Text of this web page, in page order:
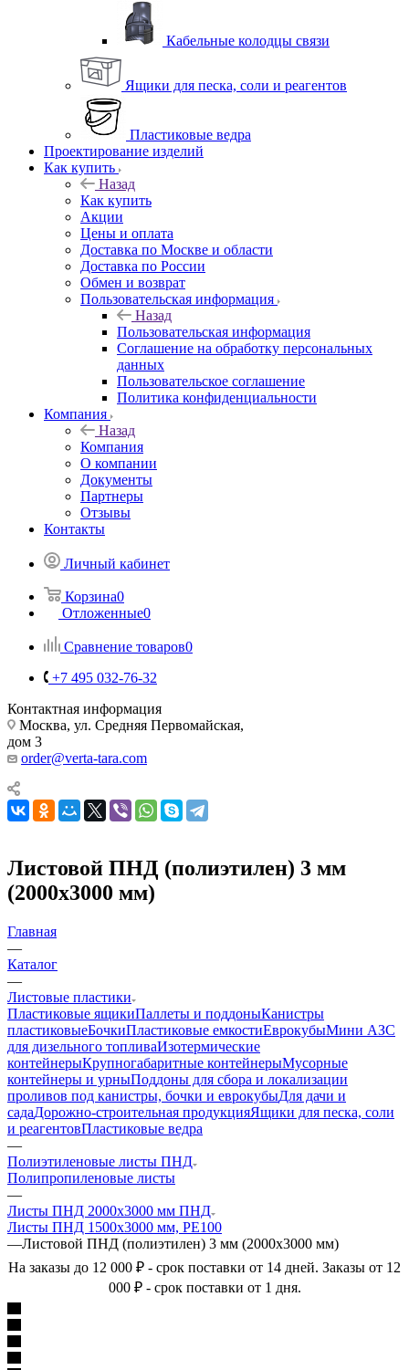
Кабельные колодцы связи
Ящики для песка, соли и реагентов
Пластиковые ведра
Проектирование изделий
Как купить
Назад
Как купить
Акции
Цены и оплата
Доставка по Москве и области
Доставка по России
Обмен и возврат
Пользовательская информация
Назад
Пользовательская информация
Соглашение на обработку персональных
данных
Пользовательское соглашение
Политика конфиденциальности
Компания
Назад
Компания
О компании
Документы
Партнеры
Отзывы
Контакты
Личный кабинет
Корзина0
Отложенные0
Сравнение товаров0
+7 495 032-76-32
Контактная информация
Москва, ул. Средняя Первомайская,
дом 3
order@verta-tara.com
Листовой ПНД (полиэтилен) 3 мм
(2000х3000 мм)
Главная
—
Каталог
—
Листовые пластики
Пластиковые ящикиПаллеты и поддоныКанистры
пластиковыеБочкиПластиковые емкостиЕврокубыМини АЗС
для дизельного топливаИзотермические
контейнерыКрупногабаритные контейнерыМусорные
контейнеры и урныПоддоны для сбора и локализации
проливов под канистры, бочки и еврокубыДля дачи и
садаДорожно-строительная продукцияЯщики для песка, соли
и реагентовПластиковые ведра
—
Полиэтиленовые листы ПНД
Полипропиленовые листы
—
Листы ПНД 2000х3000 мм ПНД
Листы ПНД 1500х3000 мм, PE100
—Листовой ПНД (полиэтилен) 3 мм (2000х3000 мм)
На заказы до 12 000 ₽ - срок поставки от 14 дней. Заказы от 12
000 ₽ - срок поставки от 1 дня.